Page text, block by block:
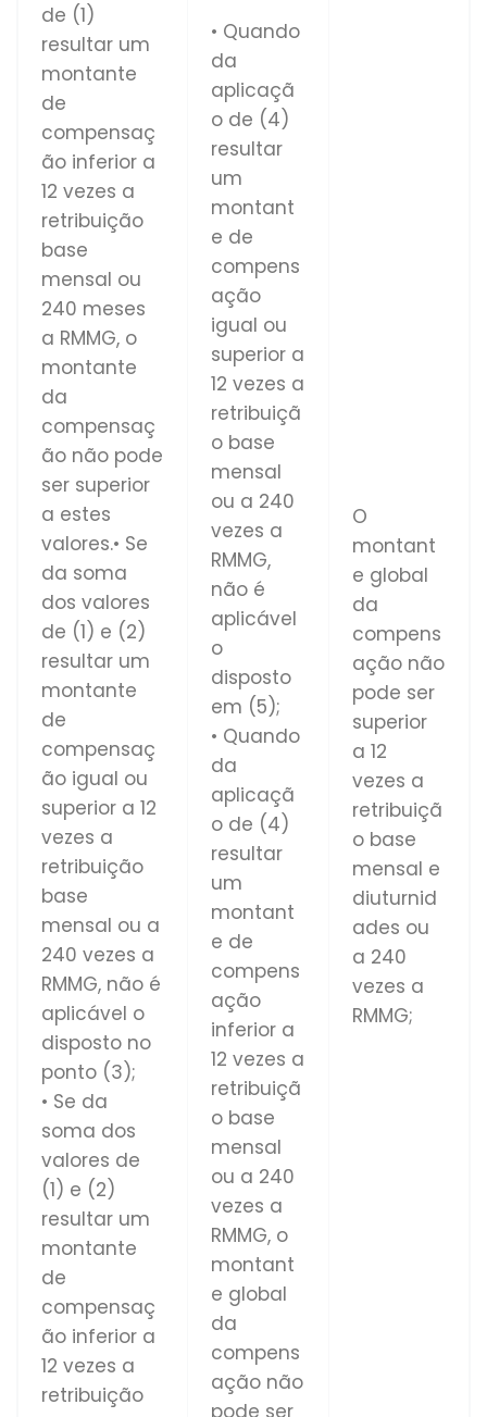
de (1)
resultar um
montante
de
compensaç
ão inferior a
12 vezes a
retribuição
base
mensal ou
240 meses
a RMMG, o
montante
da
compensaç
ão não pode
ser superior
a estes
valores.• Se
da soma
dos valores
de (1) e (2)
resultar um
montante
de
compensaç
ão igual ou
superior a 12
vezes a
retribuição
base
mensal ou a
240 vezes a
RMMG, não é
aplicável o
disposto no
ponto (3);
• Se da
soma dos
valores de
(1) e (2)
resultar um
montante
de
compensaç
ão inferior a
12 vezes a
retribuição
• Quando
da
aplicaçã
o de (4)
resultar
um
montant
e de
compens
ação
igual ou
superior a
12 vezes a
retribuiçã
o base
mensal
ou a 240
vezes a
RMMG,
não é
aplicável
o
disposto
em (5);
• Quando
da
aplicaçã
o de (4)
resultar
um
montant
e de
compens
ação
inferior a
12 vezes a
retribuiçã
o base
mensal
ou a 240
vezes a
RMMG, o
montant
e global
da
compens
ação não
pode ser
O
montant
e global
da
compens
ação não
pode ser
superior
a 12
vezes a
retribuiçã
o base
mensal e
diuturnid
ades ou
a 240
vezes a
RMMG;